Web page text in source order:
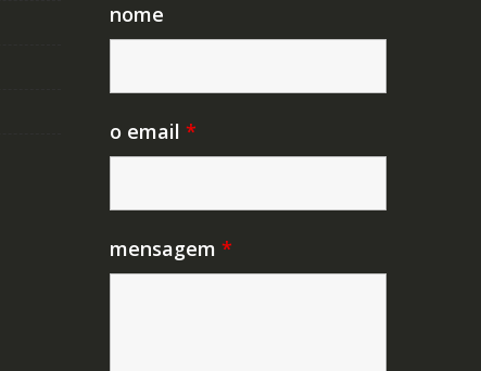
nome
o email *
mensagem *